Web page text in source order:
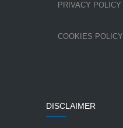
PRIVACY POLICY
COOKIES POLICY
DISCLAIMER